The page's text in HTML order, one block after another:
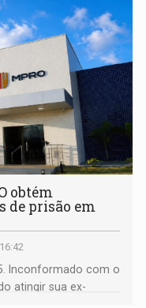
obtém
de prisão em
Inconformado com o
atingir sua ex-